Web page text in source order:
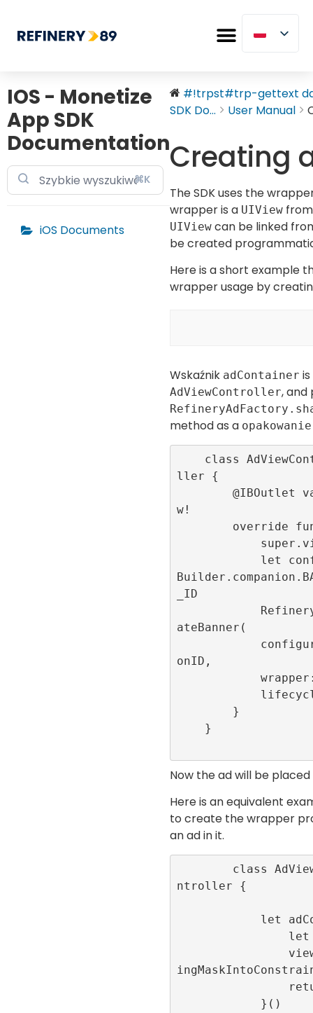
IOS - Monetize
App SDK
Documentation
⌘K
iOS Documents
#!trpst#trp-gettext
SDK Do...
User Manual
Creating
The SDK uses the
wrapper is a UIView
UIView can be linked
be created
Here is a short example
wrapper usage by
Wskaźnik adContainer
AdViewController, and
method as a opakowanie
ller {
w!
_ID
ateBanner(
onID,
Now the ad will be
Here is an equivalent
to create the wrapper
an ad in it.
ntroller {